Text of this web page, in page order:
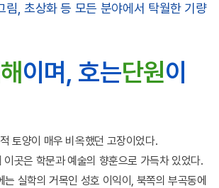
림, 초상화 등 모든 분야에서 탁월한 기량
이며, 호는단원이
토양이 매우 비옥했던 고장이었다.
이곳은 학문과 예술의 향훈으로 가득차 있었다.
실학의 거목인 성호 이익이, 북쪽의 부곡동에